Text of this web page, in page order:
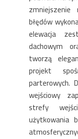
błędów
elewacja
dachowym
tworzą
projekt
parterowych.
wejściowy
strefy
użytkowania